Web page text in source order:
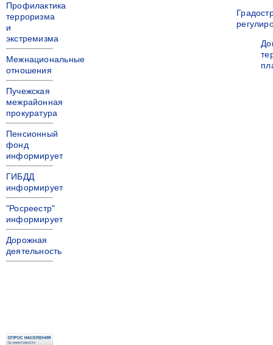
Профилактика
терроризма
и
экстремизма
Межнациональные
отношения
Пучежская
межрайонная
прокуратура
Пенсионный
фонд
информирует
ГИБДД
информирует
"Росреестр"
информирует
Дорожная
деятельность